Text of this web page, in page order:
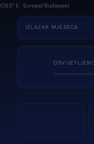
E · Europe/Budapest
IZLAZAK MJESECA